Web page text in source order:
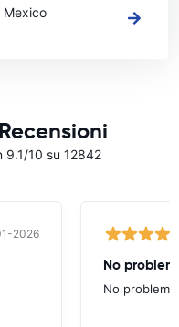
Mexico
9.1/10 su 12842
2026
No
No